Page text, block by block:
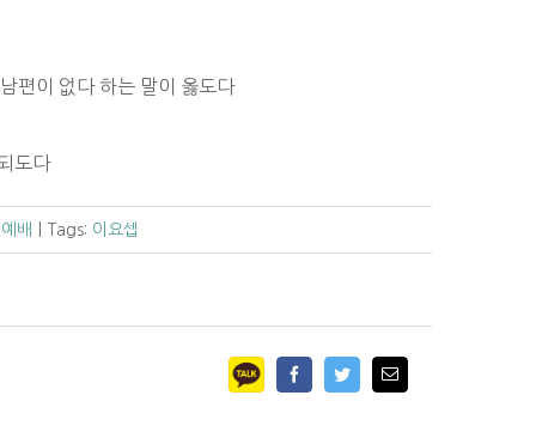
편이 없다 하는 말이 옳도다
도다
배 Tags: 이요셉
FacebookTwitterEmail